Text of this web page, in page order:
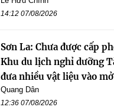
14:12 07/08/2026
Sơn La: Chưa được cấp
Khu du lịch nghỉ dưỡng
đưa nhiều vật liệu vào
Quang Dân
12:36 07/08/2026